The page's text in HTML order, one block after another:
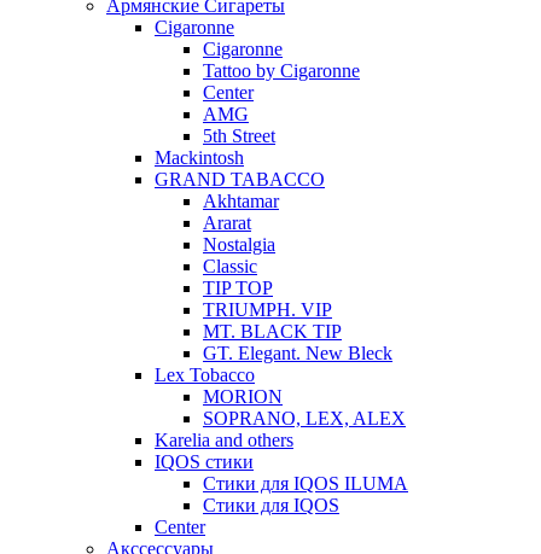
Армянские Сигареты
Cigaronne
Cigaronne
Tattoo by Cigaronne
Center
AMG
5th Street
Mackintosh
GRAND TABACCO
Akhtamar
Ararat
Nostalgia
Classic
TIP TOP
TRIUMPH. VIP
MT. BLACK TIP
GT. Elegant. New Bleck
Lex Tobacco
MORION
SOPRANO, LEX, ALEX
Karelia and others
IQOS стики
Стики для IQOS ILUMA
Стики для IQOS
Сenter
Акссессуары